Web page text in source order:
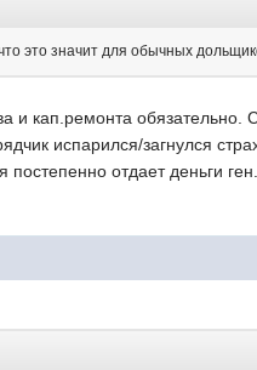
это значит для обычных
и кап.ремонта
испарился/загнулся
отдает деньги